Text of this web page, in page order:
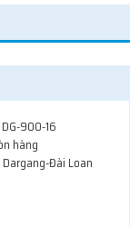
DG-900-16
hàng
Dargang-Đài Loan